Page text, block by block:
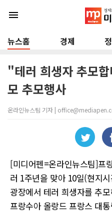
menu
뉴스홈 경제
"테러 희생자 추모
모 추모행사
온라인뉴스팀 기자 |
[미디어펜=온라인뉴스팀]프
러 1주년을 맞아 10일(현지
광장에서 테러 희생자를 추
프랑수아 올랑드 프랑스 대